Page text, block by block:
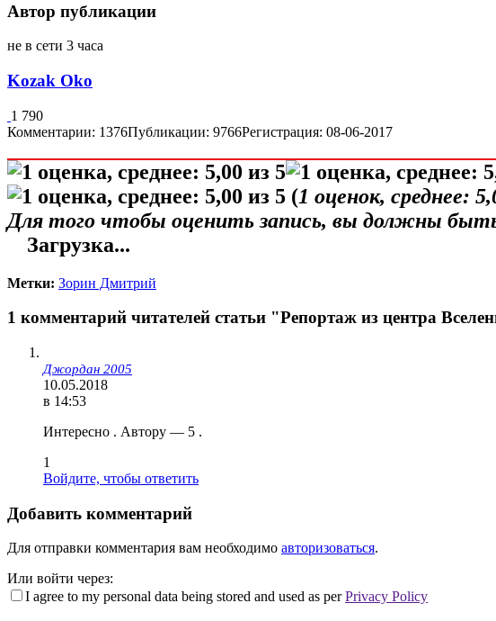
Автор публикации
не в сети 3 часа
Kozak Oko
1 790
Комментарии: 1376Публикации: 9766Регистрация: 08-06-2017
(1 оценок, среднее:
Для того чтобы оценить запись, вы должны
Загрузка...
Метки: Зорин Дмитрий
1 комментарий читателей статьи "Репортаж из центра
Джордан 2005
10.05.2018
в 14:53
Интересно . Автору — 5 .
1
Войдите, чтобы ответить
Добавить комментарий
Для отправки комментария вам необходимо авторизоваться.
Или войти через:
I agree to my personal data being stored and used as perPrivacy Policy